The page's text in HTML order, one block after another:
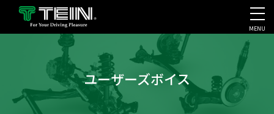
会社案内・採用・IR
MENU
ユーザーズボイス